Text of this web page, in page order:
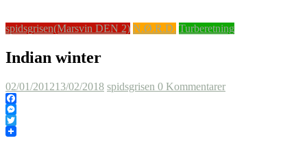
spidsgrisen(Marsvin DEN 2) N.Ø.R.D. Turberetning
Indian winter
02/01/201213/02/2018 spidsgrisen 0 Kommentarer
Facebook
Messenger
Twitter